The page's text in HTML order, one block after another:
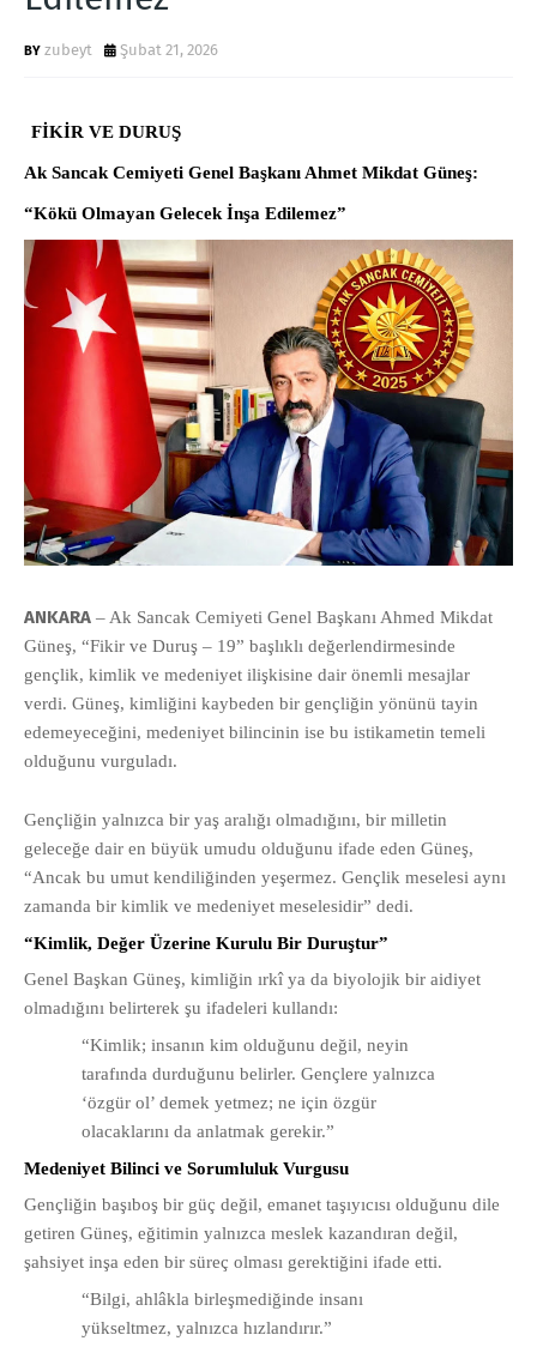
zubeyt Şubat 21, 2026
FİKİR VE DURUŞ
Ak Sancak Cemiyeti Genel Başkanı Ahmet Mikdat Güneş:
“Kökü Olmayan Gelecek İnşa Edilemez”
ANKARA – Ak Sancak Cemiyeti Genel Başkanı Ahmed Mikdat
Güneş, “Fikir ve Duruş – 19” başlıklı değerlendirmesinde
gençlik, kimlik ve medeniyet ilişkisine dair önemli mesajlar
verdi. Güneş, kimliğini kaybeden bir gençliğin yönünü tayin
edemeyeceğini, medeniyet bilincinin ise bu istikametin temeli
olduğunu vurguladı.
Gençliğin yalnızca bir yaş aralığı olmadığını, bir milletin
geleceğe dair en büyük umudu olduğunu ifade eden Güneş,
“Ancak bu umut kendiliğinden yeşermez. Gençlik meselesi aynı
zamanda bir kimlik ve medeniyet meselesidir” dedi.
“Kimlik, Değer Üzerine Kurulu Bir Duruştur”
Genel Başkan Güneş, kimliğin ırkî ya da biyolojik bir aidiyet
olmadığını belirterek şu ifadeleri kullandı:
“Kimlik; insanın kim olduğunu değil, neyin
tarafında durduğunu belirler. Gençlere yalnızca
‘özgür ol’ demek yetmez; ne için özgür
olacaklarını da anlatmak gerekir.”
Medeniyet Bilinci ve Sorumluluk Vurgusu
Gençliğin başıboş bir güç değil, emanet taşıyıcısı olduğunu dile
getiren Güneş, eğitimin yalnızca meslek kazandıran değil,
şahsiyet inşa eden bir süreç olması gerektiğini ifade etti.
“Bilgi, ahlâkla birleşmediğinde insanı
yükseltmez, yalnızca hızlandırır.”